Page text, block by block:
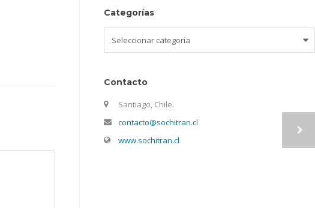
Categorías
Contacto
Santiago, Chile.
contacto@sochitran.cl
www.sochitran.cl